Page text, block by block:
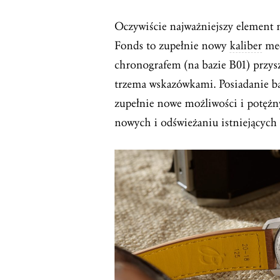
Oczywiście najważniejszy
Fonds to zupełnie nowy kaliber
chronografem (na bazie B01)
trzema wskazówkami. Posiadanie
zupełnie nowe możliwości i
nowych i odświeżaniu